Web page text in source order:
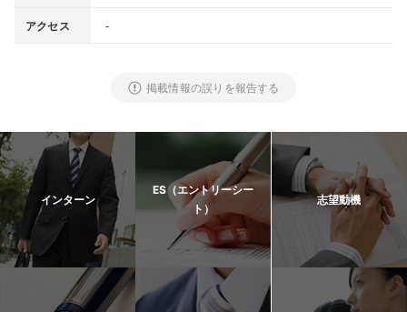
アクセス -
掲載情報の誤りを報告する
インターン
ES（エントリーシー
ト）
志望動機